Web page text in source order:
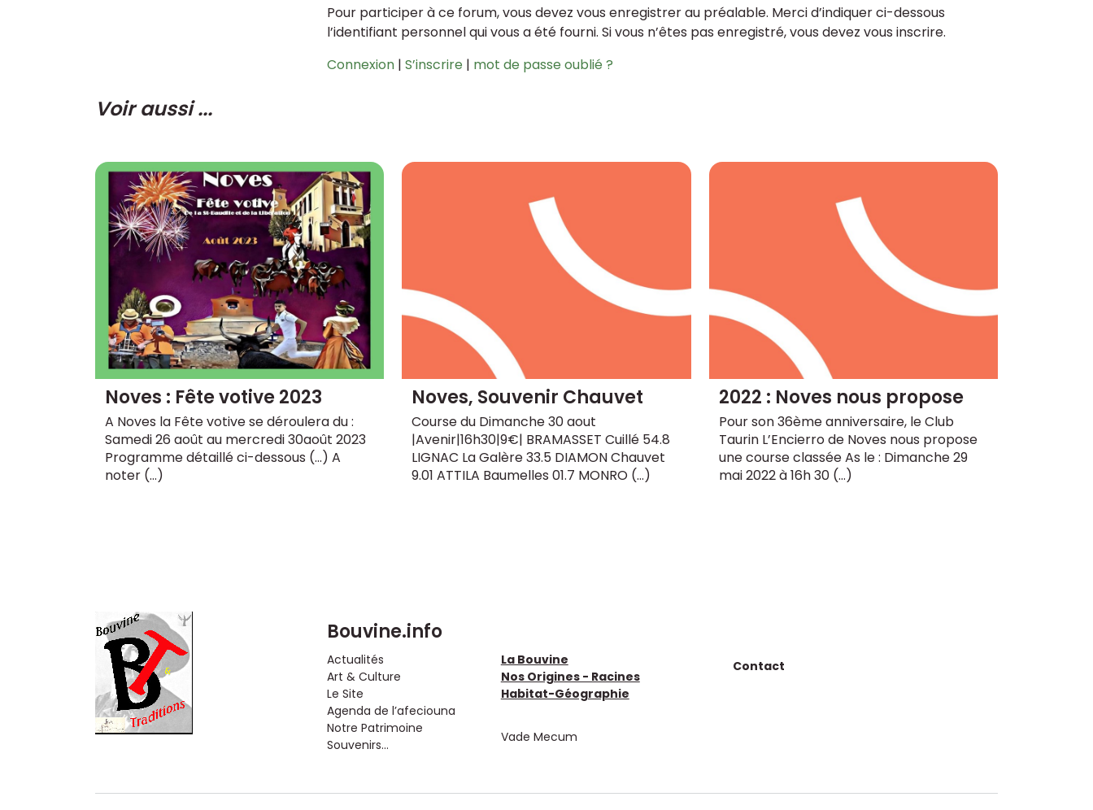
Pour participer à ce forum, vous devez vous enregistrer au préalable. Merci d’indiquer ci-dessous
l’identifiant personnel qui vous a été fourni. Si vous n’êtes pas enregistré, vous devez vous inscrire.
Connexion | S’inscrire | mot de passe oublié ?
Voir aussi ...
Noves : Fête votive 2023
A Noves la Fête votive se déroulera du :
Samedi 26 août au mercredi 30août 2023
Programme détaillé ci-dessous (...) A
noter (…)
Noves, Souvenir Chauvet
Course du Dimanche 30 aout
|Avenir|16h30|9€| BRAMASSET Cuillé 54.8
LIGNAC La Galère 33.5 DIAMON Chauvet
9.01 ATTILA Baumelles 01.7 MONRO (…)
2022 : Noves nous propose
Pour son 36ème anniversaire, le Club
Taurin L’Encierro de Noves nous propose
une course classée As le : Dimanche 29
mai 2022 à 16h 30 (…)
Bouvine.info
Actualités
Art & Culture
Le Site
Agenda de l’afeciouna
Notre Patrimoine
Souvenirs...
La Bouvine
Nos Origines - Racines
Habitat-Géographie
Vade Mecum
Contact